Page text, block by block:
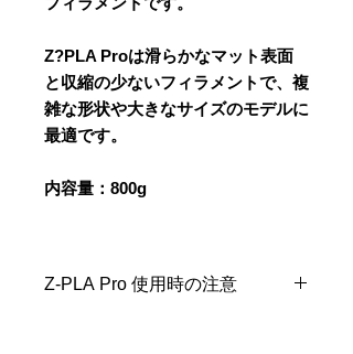
Z?PLA Proは滑らかなマット表面
と収縮の少ないフィラメントで、複
雑な形状や大きなサイズのモデルに
最適です。
内容量：800g
Z-PLA Pro 使用時の注意